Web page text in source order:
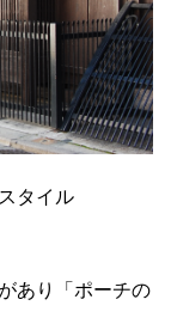
タイル
あり「ポーチの